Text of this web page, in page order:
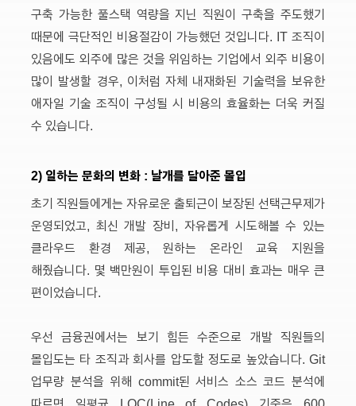
구축 가능한 풀스택 역량을 지닌 직원이 구축을 주도했기
때문에 극단적인 비용절감이 가능했던 것입니다. IT 조직이
있음에도 외주에 많은 것을 위임하는 기업에서 외주 비용이
많이 발생할 경우, 이처럼 자체 내재화된 기술력을 보유한
애자일 기술 조직이 구성될 시 비용의 효율화는 더욱 커질
수 있습니다.
2) 일하는 문화의 변화 : 날개를 달아준 몰입
초기 직원들에게는 자유로운 출퇴근이 보장된 선택근무제가
운영되었고, 최신 개발 장비, 자유롭게 시도해볼 수 있는
클라우드 환경 제공, 원하는 온라인 교육 지원을
해줬습니다. 몇 백만원이 투입된 비용 대비 효과는 매우 큰
편이었습니다.
우선 금융권에서는 보기 힘든 수준으로 개발 직원들의
몰입도는 타 조직과 회사를 압도할 정도로 높았습니다. Git
업무량 분석을 위해 commit된 서비스 소스 코드 분석에